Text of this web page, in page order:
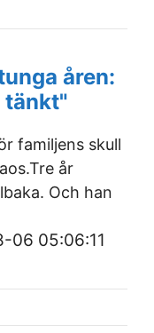
åren:
tänkt"
familjens skull
år
Och han
06 05:06:11